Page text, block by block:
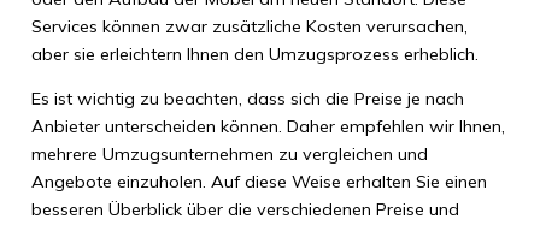
Services können zwar zusätzliche Kosten verursachen,
aber sie erleichtern Ihnen den Umzugsprozess erheblich.
Es ist wichtig zu beachten, dass sich die Preise je nach
Anbieter unterscheiden können. Daher empfehlen wir Ihnen,
mehrere Umzugsunternehmen zu vergleichen und
Angebote einzuholen. Auf diese Weise erhalten Sie einen
besseren Überblick über die verschiedenen Preise und